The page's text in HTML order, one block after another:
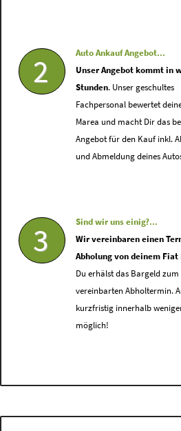
2
Auto Ankauf Angebot...
Unser Angebot kommt in
Stunden. Unser geschultes
Fachpersonal bewertet
Marea und macht Dir das
Angebot für den Kauf inkl.
und Abmeldung deines
3
Sind wir uns einig?...
Wir vereinbaren einen
Abholung von deinem Fiat
Du erhälst das Bargeld zum
vereinbarten Abholtermin.
kurzfristig innerhalb
möglich!